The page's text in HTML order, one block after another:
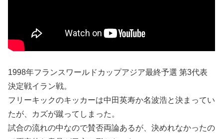
1998年フランスワールドカップアジア最終予選 第3代表
決定戦イラン戦。
フリーキックのキッカーは中田英寿か名波浩と決まってい
たが、カズが蹴ってしまった。
試合の流れの中なので賛否両論あるが、決めれなかったの